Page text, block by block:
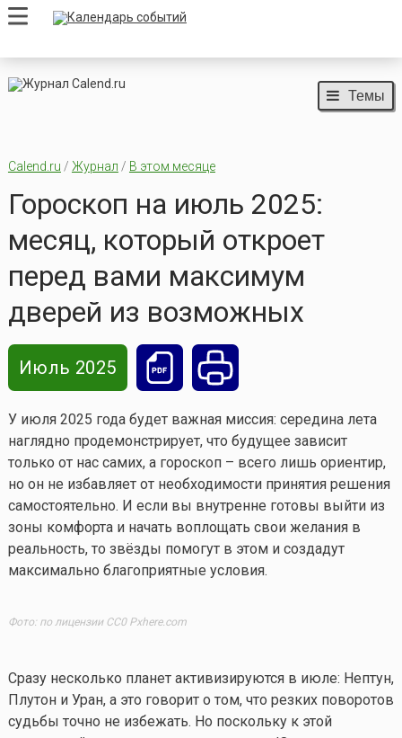
Темы
Calend.ru / Журнал / В этом месяце
Гороскоп на июль 2025:
месяц, который откроет
перед вами максимум
дверей из возможных
Июль 2025
У июля 2025 года будет важная миссия: середина лета
наглядно продемонстрирует, что будущее зависит
только от нас самих, а гороскоп – всего лишь ориентир,
но он не избавляет от необходимости принятия решения
самостоятельно. И если вы внутренне готовы выйти из
зоны комфорта и начать воплощать свои желания в
реальность, то звёзды помогут в этом и создадут
максимально благоприятные условия.
Фото: по лицензии CC0 Pxhere.com
Сразу несколько планет активизируются в июле: Нептун,
Плутон и Уран, а это говорит о том, что резких поворотов
судьбы точно не избежать. Но поскольку к этой